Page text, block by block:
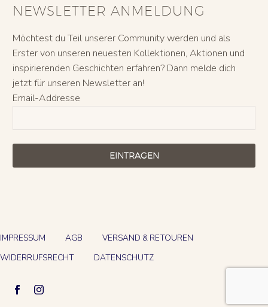
NEWSLETTER ANMELDUNG
Möchtest du Teil unserer Community werden und als
Erster von unseren neuesten Kollektionen, Aktionen und
inspirierenden Geschichten erfahren? Dann melde dich
jetzt für unseren Newsletter an!
Email-Addresse
EINTRAGEN
IMPRESSUM AGB
VERSAND & RETOUREN
WIDERRUFSRECHT
DATENSCHUTZ